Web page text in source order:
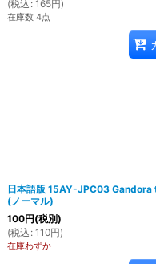
(税込 : 165円)
在庫数 4点
日本語版 15AY-JPC03
(ノーマル)
100円(税別)
(税込 : 110円)
在庫わずか